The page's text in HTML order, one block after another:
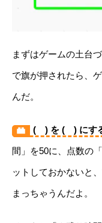
まずはゲームの土台づ
で旗が押されたら、
んだ。
( ) を ( ) にす
間」を50に、点数の
ットしておかないと
まっちゃうんだよ。